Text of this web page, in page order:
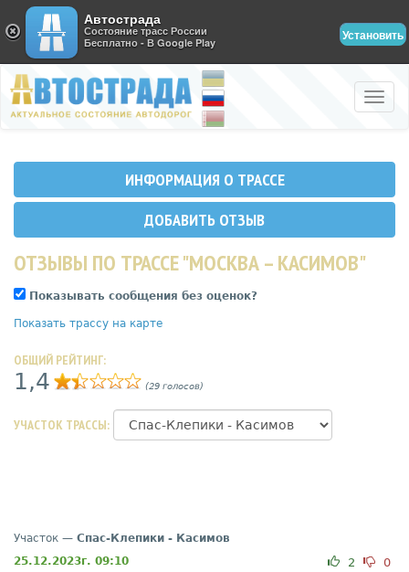
Автострада
Состояние трасс России
Бесплатно - В Google Play
Установить
Toggle
ИНФОРМАЦИЯ О ТРАССЕ
ДОБАВИТЬ ОТЗЫВ
ОТЗЫВЫ ПО ТРАССЕ "МОСКВА – КАСИМОВ"
Показывать сообщения без оценок?
Показать трассу на карте
ОБЩИЙ РЕЙТИНГ:
1,4 (29 голосов)
УЧАСТОК ТРАССЫ:
Участок — Спас-Клепики - Касимов
25.12.2023г. 09:10
2 0